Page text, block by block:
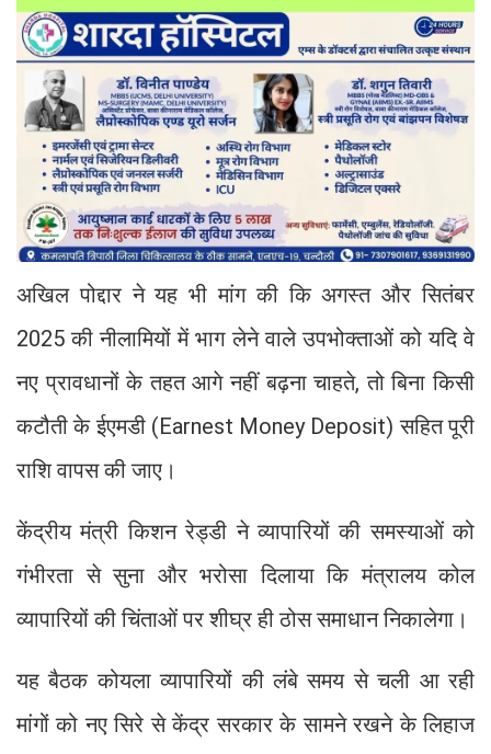
अखिल पोद्दार ने यह भी मांग की कि अगस्त और सितंबर
2025 की नीलामियों में भाग लेने वाले उपभोक्ताओं को यदि वे
नए प्रावधानों के तहत आगे नहीं बढ़ना चाहते, तो बिना किसी
कटौती के ईएमडी (Earnest Money Deposit) सहित पूरी
राशि वापस की जाए।
केंद्रीय मंत्री किशन रेड्डी ने व्यापारियों की समस्याओं को
गंभीरता से सुना और भरोसा दिलाया कि मंत्रालय कोल
व्यापारियों की चिंताओं पर शीघ्र ही ठोस समाधान निकालेगा।
यह बैठक कोयला व्यापारियों की लंबे समय से चली आ रही
मांगों को नए सिरे से केंद्र सरकार के सामने रखने के लिहाज